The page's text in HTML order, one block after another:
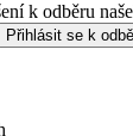
k odběru
Přihlásit se k